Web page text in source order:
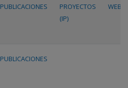
PUBLICACIONES
PROYECTOS
(IP)
WEB
PUBLICACIONES